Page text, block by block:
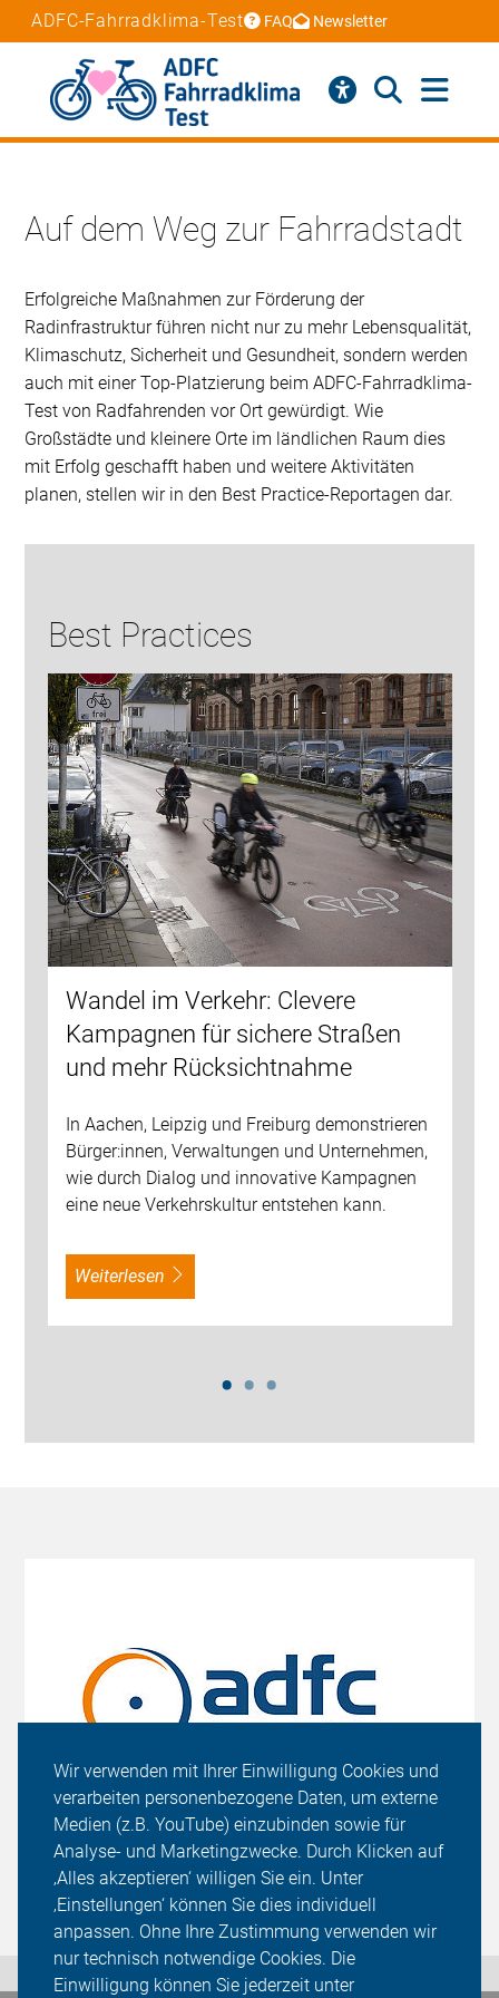
Wir verwenden mit Ihrer Einwilligung Cookies und
verarbeiten personenbezogene Daten, um externe
Medien (z.B. YouTube) einzubinden sowie für
Analyse- und Marketingzwecke. Durch Klicken auf
‚Alles akzeptieren‘ willigen Sie ein. Unter
‚Einstellungen‘ können Sie dies individuell
anpassen. Ohne Ihre Zustimmung verwenden wir
nur technisch notwendige Cookies. Die
Einwilligung können Sie jederzeit unter
ADFC-Fahrradklima-Test FAQ Newsletter
Auf dem Weg zur Fahrradstadt
Erfolgreiche Maßnahmen zur Förderung der
Radinfrastruktur führen nicht nur zu mehr Lebensqualität,
Klimaschutz, Sicherheit und Gesundheit, sondern werden
auch mit einer Top-Platzierung beim ADFC-Fahrradklima-
Test von Radfahrenden vor Ort gewürdigt. Wie
Großstädte und kleinere Orte im ländlichen Raum dies
mit Erfolg geschafft haben und weitere Aktivitäten
planen, stellen wir in den Best Practice-Reportagen dar.
Best Practices
Wandel im Verkehr: Clevere
Kampagnen für sichere Straßen
und mehr Rücksichtnahme
In Aachen, Leipzig und Freiburg demonstrieren
Bürger:innen, Verwaltungen und Unternehmen,
wie durch Dialog und innovative Kampagnen
eine neue Verkehrskultur entstehen kann.
weiterlesen